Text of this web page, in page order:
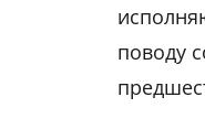
поводу